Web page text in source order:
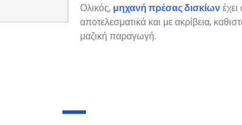
Ολικός, μηχανή πρέσας δισκίων
αποτελεσματικά και με ακρίβεια,
μαζική παραγωγή.